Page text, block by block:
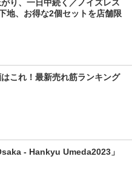
り、一日中続く／ノイズレス
地、お得な2個セットを店舗限
これ！最新売れ筋ランキング
- Hankyu Umeda2023」